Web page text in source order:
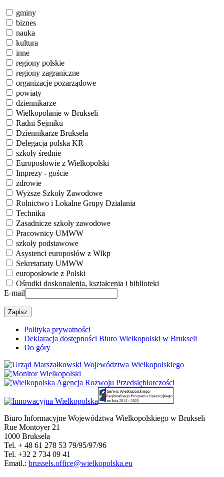
gminy
biznes
nauka
kultura
inne
regiony polskie
regiony zagraniczne
organizacje pozarządowe
powiaty
dziennikarze
Wielkopolanie w Brukseli
Radni Sejmiku
Dziennikarze Bruksela
Delegacja polska KR
szkoły średnie
Europosłowie z Wielkopolski
Imprezy - goście
zdrowie
Wyższe Szkoły Zawodowe
Rolnictwo i Lokalne Grupy Działania
Technika
Zasadnicze szkoły zawodowe
Pracownicy UMWW
szkoły podstawowe
Asystenci europosłów z Wlkp
Sekretariaty UMWW
europosłowie z Polski
Ośrodki doskonalenia, kształcenia i biblioteki
E-mail
Polityka prywatności
Deklaracja dostępności Biuro Wielkopolski w Brukseli
Do góry
Biuro Informacyjne Województwa Wielkopolskiego w Brukseli
Rue Montoyer 21
1000 Bruksela
Tel. + 48 61 278 53 79/95/97/96
Tel. +32 2 734 09 41
Email.: brussels.office@wielkopolska.eu